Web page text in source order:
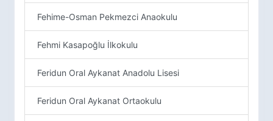
Fehime-Osman Pekmezci Anaokulu
Fehmi Kasapoğlu İlkokulu
Feridun Oral Aykanat Anadolu Lisesi
Feridun Oral Aykanat Ortaokulu